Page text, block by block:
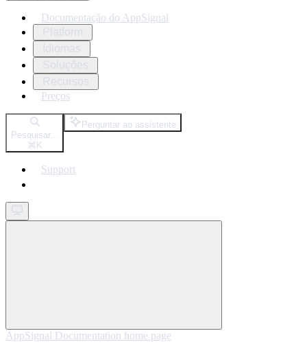
Documentação do AppSignal
Preços
Pesquisar...
⌘ K
Perguntar ao assistente
Support
AppSignal Documentation home page